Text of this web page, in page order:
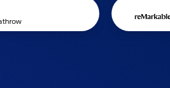
Phil Hess
CEO,